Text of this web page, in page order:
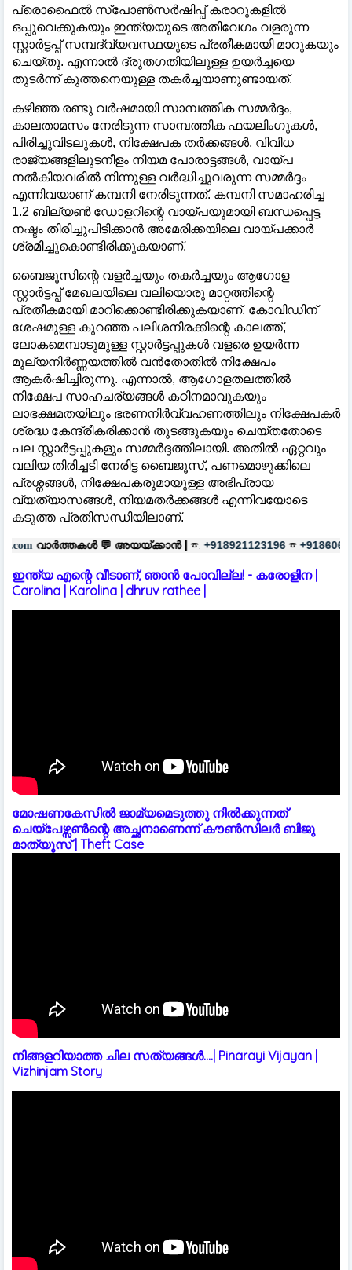
പ്രൊഫൈൽ സ്പോൺസർഷിപ്പ് കരാറുകളിൽ
ഒപ്പുവെക്കുകയും ഇന്ത്യയുടെ അതിവേഗം വളരുന്ന
സ്റ്റാർട്ടപ്പ് സമ്പദ്‌വ്യവസ്ഥയുടെ പ്രതീകമായി മാറുകയും
ചെയ്തു. എന്നാൽ ദ്രുതഗതിയിലുള്ള ഉയർച്ചയെ
തുടർന്ന് കുത്തനെയുള്ള തകർച്ചയാണുണ്ടായത്.
കഴിഞ്ഞ രണ്ടു വർഷമായി സാമ്പത്തിക സമ്മർദ്ദം,
കാലതാമസം നേരിടുന്ന സാമ്പത്തിക ഫയലിംഗുകൾ,
പിരിച്ചുവിടലുകൾ, നിക്ഷേപക തർക്കങ്ങൾ, വിവിധ
രാജ്യങ്ങളിലുടനീളം നിയമ പോരാട്ടങ്ങൾ, വായ്പ
നൽകിയവരിൽ നിന്നുള്ള വർദ്ധിച്ചുവരുന്ന സമ്മർദ്ദം
എന്നിവയാണ് കമ്പനി നേരിടുന്നത്. കമ്പനി സമാഹരിച്ച
1.2 ബില്യൺ ഡോളറിന്റെ വായ്പയുമായി ബന്ധപ്പെട്ട
നഷ്ടം തിരിച്ചുപിടിക്കാൻ അമേരിക്കയിലെ വായ്പക്കാർ
ശ്രമിച്ചുകൊണ്ടിരിക്കുകയാണ്.
ബൈജൂസിന്റെ വളർച്ചയും തകർച്ചയും ആഗോള
സ്റ്റാർട്ടപ്പ് മേഖലയിലെ വലിയൊരു മാറ്റത്തിന്റെ
പ്രതീകമായി മാറിക്കൊണ്ടിരിക്കുകയാണ്. കോവിഡിന്
ശേഷമുള്ള കുറഞ്ഞ പലിശനിരക്കിന്റെ കാലത്ത്,
ലോകമെമ്പാടുമുള്ള സ്റ്റാർട്ടപ്പുകൾ വളരെ ഉയർന്ന
മൂല്യനിർണ്ണയത്തിൽ വൻതോതിൽ നിക്ഷേപം
ആകർഷിച്ചിരുന്നു. എന്നാൽ, ആഗോളതലത്തിൽ
നിക്ഷേപ സാഹചര്യങ്ങൾ കഠിനമാവുകയും
ലാഭക്ഷമതയിലും ഭരണനിർവ്വഹണത്തിലും നിക്ഷേപകർ
ശ്രദ്ധ കേന്ദ്രീകരിക്കാൻ തുടങ്ങുകയും ചെയ്തതോടെ
പല സ്റ്റാർട്ടപ്പുകളും സമ്മർദ്ദത്തിലായി. അതിൽ ഏറ്റവും
വലിയ തിരിച്ചടി നേരിട്ട ബൈജൂസ്, പണമൊഴുക്കിലെ
പ്രശ്നങ്ങൾ, നിക്ഷേപകരുമായുള്ള അഭിപ്രായ
വ്യത്യാസങ്ങൾ, നിയമതർക്കങ്ങൾ എന്നിവയോടെ
കടുത്ത പ്രതിസന്ധിയിലാണ്.
💬അയയ്ക്കാൻ | ☎: +918921123196 ☎ +918606657037
ഇന്ത്യ എന്റെ വീടാണ്, ഞാൻ പോവില്ല! - കരോളിന |
Carolina | Karolina | dhruv rathee |
മോഷണകേസിൽ ജാമ്യമെടുത്തു നിൽക്കുന്നത്
ചെയ്പേഴ്സൺന്റെ അച്ഛനാണെന്ന് കൗൺസിലർ ബിജു
മാത്യൂസ് | Theft Case
നിങ്ങളറിയാത്ത ചില സത്യങ്ങൾ....| Pinarayi Vijayan |
Vizhinjam Story